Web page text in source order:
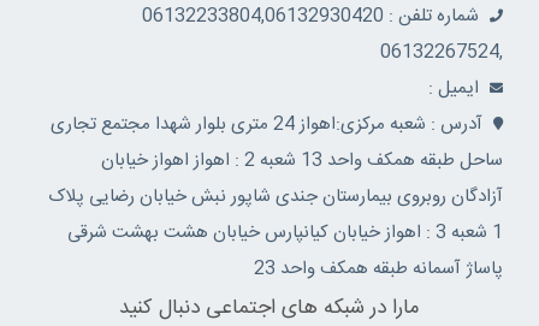
شماره تلفن : 06132233804,06132930420
,06132267524
ايميل :
آدرس : شعبه مرکزی:اهواز 24 متری بلوار شهدا مجتمع تجاری
ساحل طبقه همکف واحد 13 شعبه 2 : اهواز اهواز خیابان
آزادگان روبروی بیمارستان جندی شاپور نبش خیابان رضایی پلاک
1 شعبه 3 : اهواز خیابان کیانپارس خیابان هشت بهشت شرقی
پاساژ آسمانه طبقه همکف واحد 23
مارا در شبکه های اجتماعی دنبال کنید